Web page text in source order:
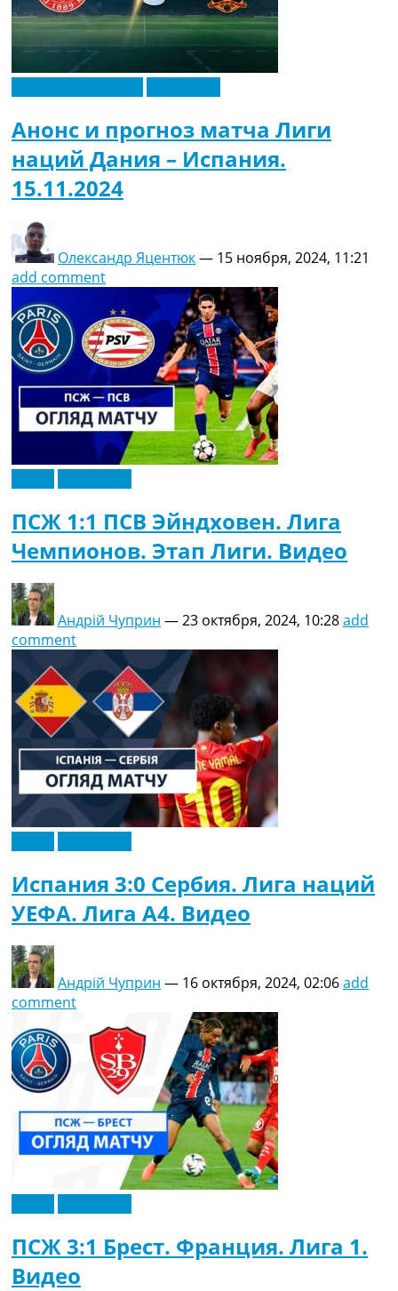
Анонс и прогноз матча Лиги
наций Дания – Испания.
15.11.2024
Олександр Яцентюк— 15 ноября, 2024, 11:21
add comment
ПСЖ 1:1 ПСВ Эйндховен. Лига
Чемпионов. Этап Лиги. Видео
Андрій Чуприн —23 октября, 2024, 10:28add
comment
Испания 3:0 Сербия. Лига наций
УЕФА. Лига A4. Видео
Андрій Чуприн — 16 октября, 2024, 02:06add
comment
ПСЖ 3:1 Брест. Франция. Лига 1.
Видео